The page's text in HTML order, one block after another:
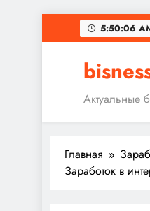
Перейти
к
5:50:07
Актуальные
Главная
Заработок в